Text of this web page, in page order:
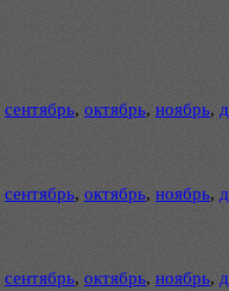
сентябрь, октябрь, ноябрь,
сентябрь, октябрь, ноябрь,
сентябрь, октябрь, ноябрь,